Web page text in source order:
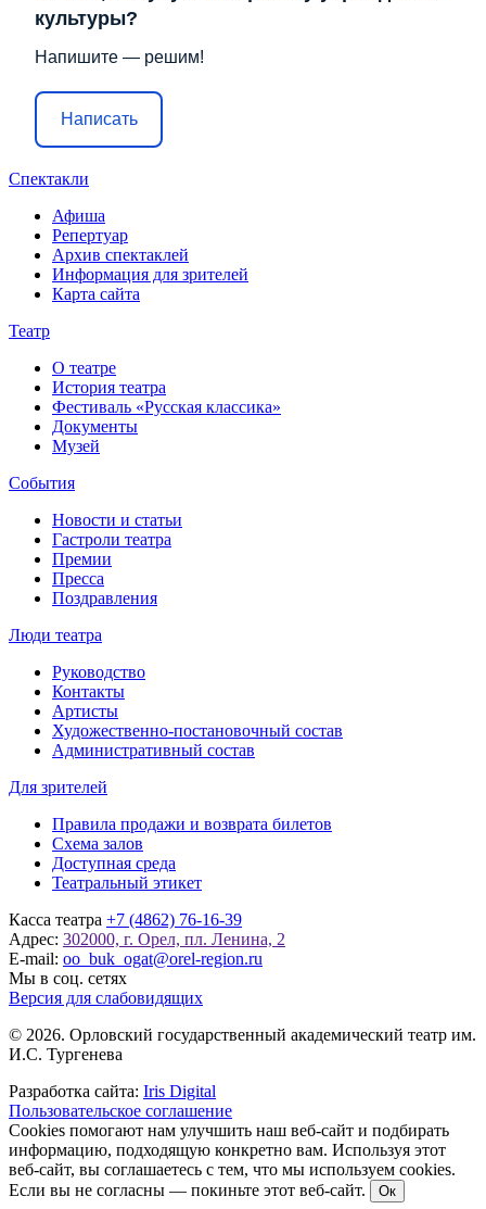
культуры?
Напишите — решим!
Написать
Спектакли
Афиша
Репертуар
Архив спектаклей
Информация для зрителей
Карта сайта
Театр
О театре
История театра
Фестиваль «Русская классика»
Документы
Музей
События
Новости и статьи
Гастроли театра
Премии
Пресса
Поздравления
Люди театра
Руководство
Контакты
Артисты
Художественно-постановочный состав
Административный состав
Для зрителей
Правила продажи и возврата билетов
Схема залов
Доступная среда
Театральный этикет
Касса театра +7 (4862) 76-16-39
Адрес: 302000, г. Орел, пл. Ленина, 2
E-mail: oo_buk_ogat@orel-region.ru
Мы в соц. сетях
Версия для слабовидящих
© 2026. Орловский государственный академический театр им.
И.С. Тургенева
Разработка сайта: Iris Digital
Пользовательское соглашение
Cookies помогают нам улучшить наш веб-сайт и подбирать
информацию, подходящую конкретно вам. Используя этот
веб-сайт, вы соглашаетесь с тем, что мы используем cookies.
Если вы не согласны — покиньте этот веб-сайт.
Ок